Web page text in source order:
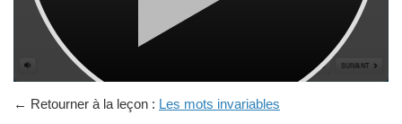
← Retourner à la leçon : Les mots invariables